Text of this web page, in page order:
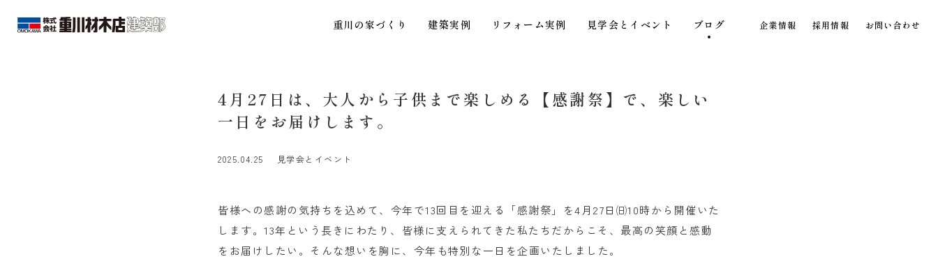
重川の家づくり 建築実例 リフォーム実例 見学会とイベント ブログ 企業情報 採用情報 お問い合わせ
4月27日は、大人から子供まで楽しめる【感謝祭】で、楽しい
一日をお届けします。
2025.04.25 見学会とイベント
皆様への感謝の気持ちを込めて、今年で13回目を迎える「感謝祭」を4月27日㈰10時から開催いた
します。13年という長きにわたり、皆様に支えられてきた私たちだからこそ、最高の笑顔と感動
をお届けしたい。そんな想いを胸に、今年も特別な一日を企画いたしました。